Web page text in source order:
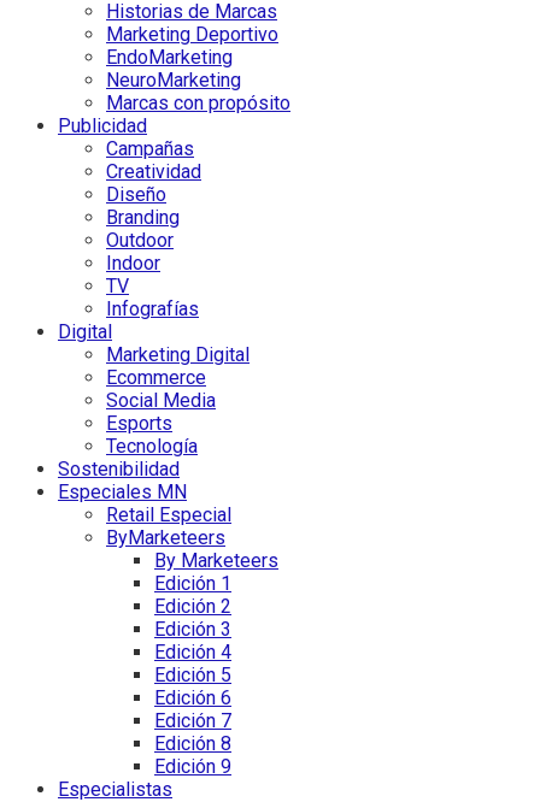
Historias de Marcas
Marketing Deportivo
EndoMarketing
NeuroMarketing
Marcas con propósito
Publicidad
Campañas
Creatividad
Diseño
Branding
Outdoor
Indoor
TV
Infografías
Digital
Marketing Digital
Ecommerce
Social Media
Esports
Tecnología
Sostenibilidad
Especiales MN
Retail Especial
ByMarketeers
By Marketeers
Edición 1
Edición 2
Edición 3
Edición 4
Edición 5
Edición 6
Edición 7
Edición 8
Edición 9
Especialistas